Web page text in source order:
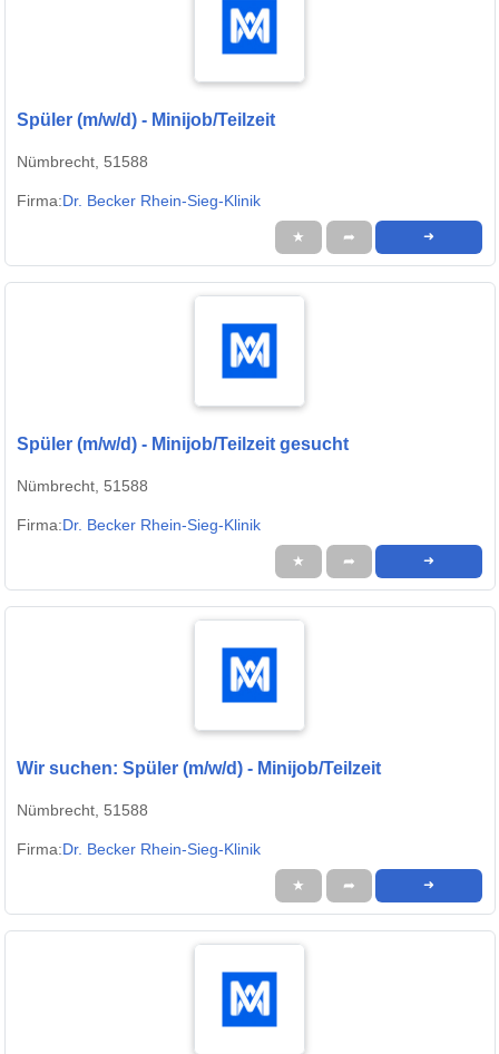
Spüler (m/w/d) - Minijob/Teilzeit
Nümbrecht, 51588
Firma:Dr. Becker Rhein-Sieg-Klinik
★ ➦ ➜
Spüler (m/w/d) - Minijob/Teilzeit gesucht
Nümbrecht, 51588
Firma:Dr. Becker Rhein-Sieg-Klinik
★ ➦ ➜
Wir suchen: Spüler (m/w/d) - Minijob/Teilzeit
Nümbrecht, 51588
Firma:Dr. Becker Rhein-Sieg-Klinik
★ ➦ ➜